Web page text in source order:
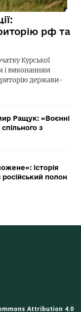
рф та
Курської
і виконанням
держави-
Ращук: «Воєнні
з
історія
полон
Attribution 4.0